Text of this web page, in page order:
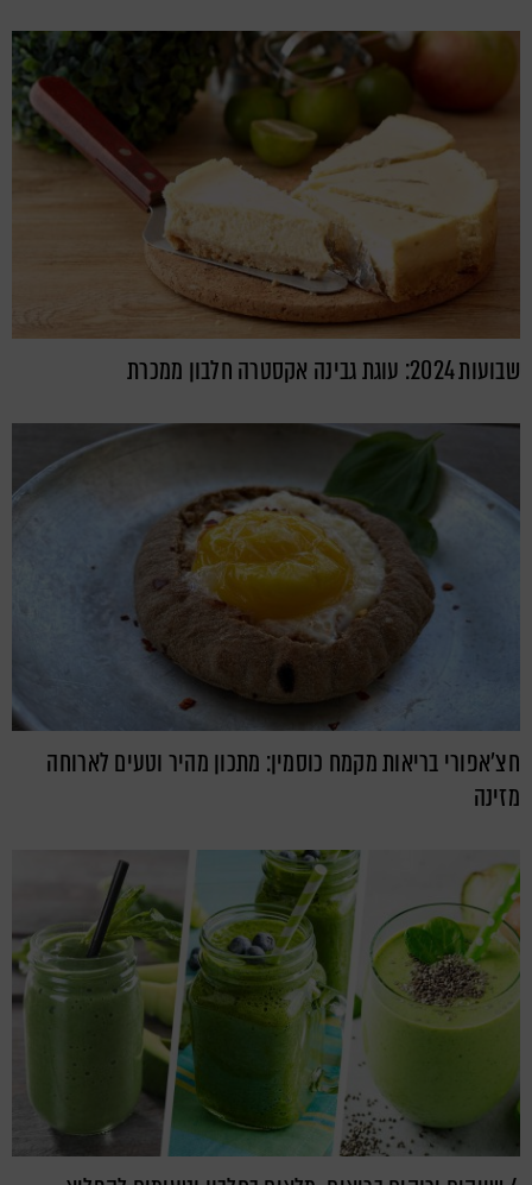
שבועות 2024: עוגת גבינה אקסטרה חלבון ממכרת
חצ'אפורי בריאות מקמח כוסמין: מתכון מהיר וטעים לארוחה
מזינה